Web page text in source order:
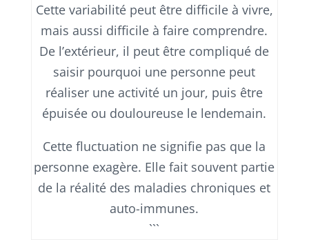
Cette variabilité peut être difficile à vivre,
mais aussi difficile à faire comprendre.
De l’extérieur, il peut être compliqué de
saisir pourquoi une personne peut
réaliser une activité un jour, puis être
épuisée ou douloureuse le lendemain.
Cette fluctuation ne signifie pas que la
personne exagère. Elle fait souvent partie
de la réalité des maladies chroniques et
auto-immunes.
```